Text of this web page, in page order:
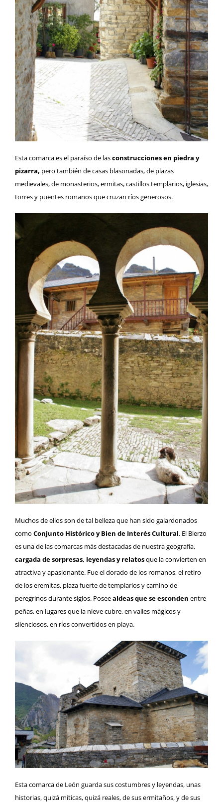
Esta comarca es el paraíso de lasconstrucciones en piedra y
pizarra, pero también de casas blasonadas, de plazas
medievales, de monasterios, ermitas, castillos templarios, iglesias,
torres y puentes romanos que cruzan ríos generosos.
Muchos de ellos son de tal belleza que han sido galardonados
como Conjunto Histórico y Bien de Interés Cultural. El Bierzo
es una de las comarcas más destacadas de nuestra geografía,
cargada de sorpresas, leyendas y relatosque la convierten en
atractiva y apasionante. Fue el dorado de los romanos, el retiro
de los eremitas, plaza fuerte de templarios y camino de
peregrinos durante siglos. Poseealdeas que se esconden entre
peñas, en lugares que la nieve cubre, en valles mágicos y
silenciosos, en ríos convertidos en playa.
Esta comarca de León guarda sus costumbres y leyendas, unas
historias, quizá míticas, quizá reales, de sus ermitaños, y de sus